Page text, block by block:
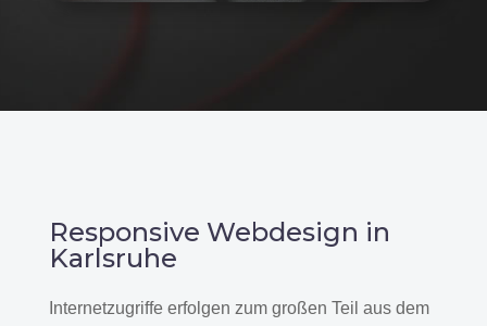
Responsive Webdesign in
Karlsruhe
Internetzugriffe erfolgen zum großen Teil aus dem